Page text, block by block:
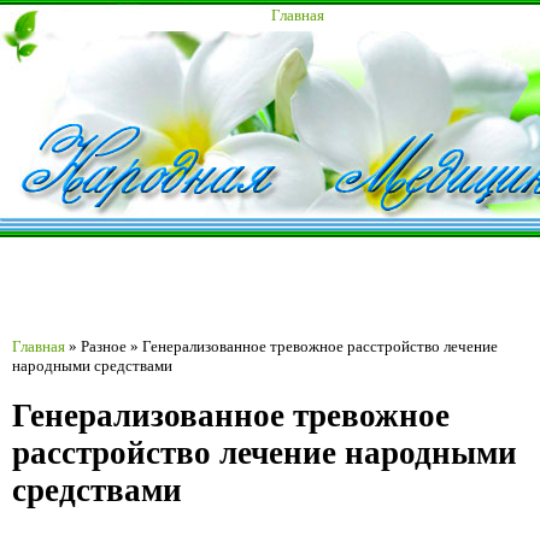
Главная
Главная » Разное » Генерализованное тревожное расстройство лечение
народными средствами
Генерализованное тревожное
расстройство лечение народными
средствами